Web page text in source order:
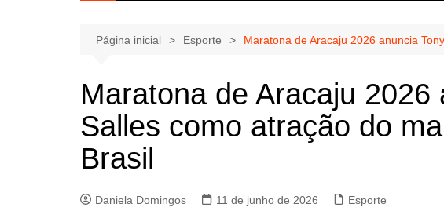
Lagarto
Página inicial Esporte Maratona de Aracaju 2026 anuncia
Maratona de Aracaju 2026
Salles como atração do
Brasil
Daniela Domingos 11 de junho de 2026 Esporte